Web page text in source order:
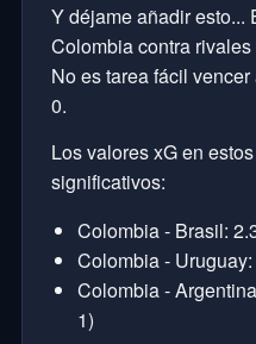
Y déjame añadir esto...
Colombia contra
No es tarea fácil
0.
Los valores xG en
significativos:
Colombia - Brasil:
Colombia -
Colombia -
1)